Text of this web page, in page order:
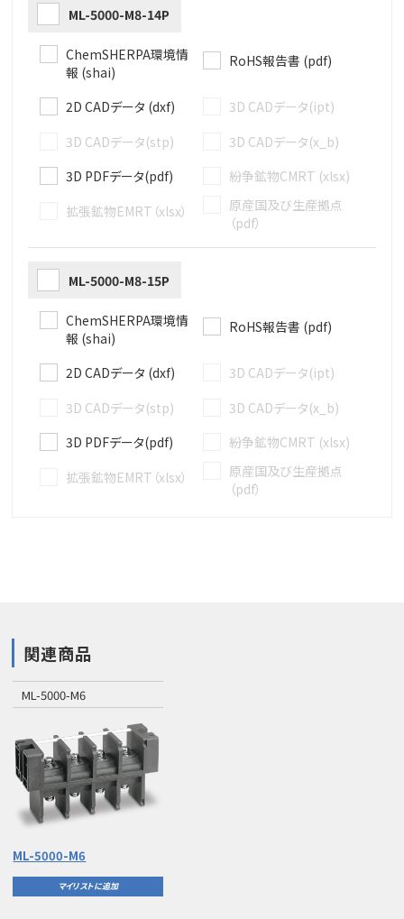
ML-5000-M8-14P
ChemSHERPA環境情
報 (shai)
RoHS報告書 (pdf)
2D CADデータ (dxf)
3D CADデータ(ipt)
3D CADデータ(stp)
3D CADデータ(x_b)
3D PDFデータ(pdf)
紛争鉱物CMRT (xlsx)
拡張鉱物EMRT（xlsx）
原産国及び生産拠点
（pdf）
ML-5000-M8-15P
ChemSHERPA環境情
報 (shai)
RoHS報告書 (pdf)
2D CADデータ (dxf)
3D CADデータ(ipt)
3D CADデータ(stp)
3D CADデータ(x_b)
3D PDFデータ(pdf)
紛争鉱物CMRT (xlsx)
拡張鉱物EMRT（xlsx）
原産国及び生産拠点
（pdf）
関連商品
ML-5000-M6
ML-5000-M6
マイリストに追加